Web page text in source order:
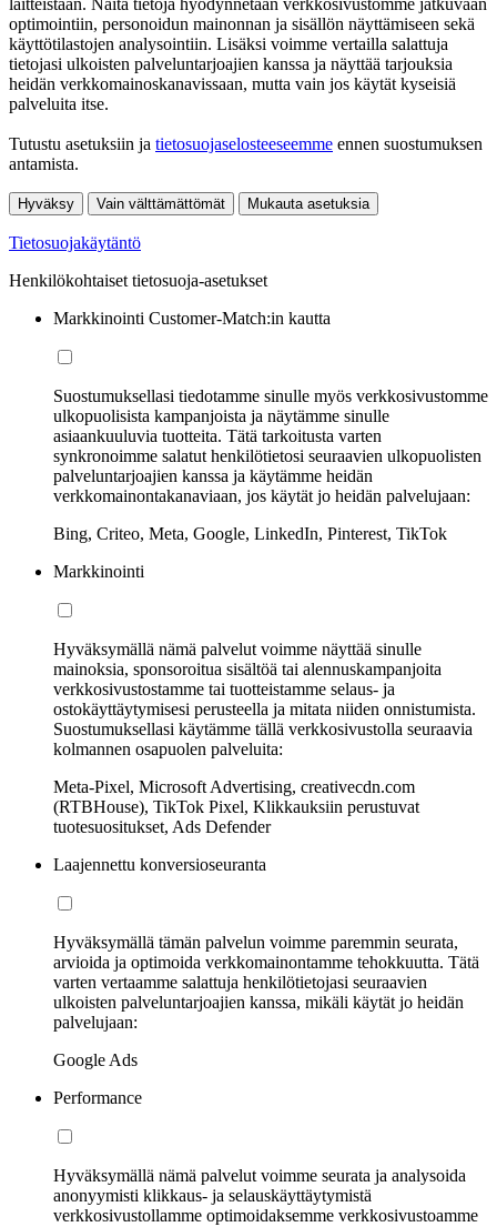
optimointiin, personoidun mainonnan ja sisällön näyttämiseen sekä
käyttötilastojen analysointiin. Lisäksi voimme vertailla salattuja
tietojasi ulkoisten palveluntarjoajien kanssa ja näyttää tarjouksia
heidän verkkomainoskanavissaan, mutta vain jos käytät kyseisiä
palveluita itse.
Tutustu asetuksiin ja tietosuojaselosteeseemme ennen suostumuksen
antamista.
Hyväksy Vain välttämättömät Mukauta asetuksia
Tietosuojakäytäntö
Henkilökohtaiset tietosuoja-asetukset
Markkinointi Customer-Match:in kautta
Suostumuksellasi tiedotamme sinulle myös verkkosivustomme
ulkopuolisista kampanjoista ja näytämme sinulle
asiaankuuluvia tuotteita. Tätä tarkoitusta varten
synkronoimme salatut henkilötietosi seuraavien ulkopuolisten
palveluntarjoajien kanssa ja käytämme heidän
verkkomainontakanaviaan, jos käytät jo heidän palvelujaan:
Bing, Criteo, Meta, Google, LinkedIn, Pinterest, TikTok
Markkinointi
Hyväksymällä nämä palvelut voimme näyttää sinulle
mainoksia, sponsoroitua sisältöä tai alennuskampanjoita
verkkosivustostamme tai tuotteistamme selaus- ja
ostokäyttäytymisesi perusteella ja mitata niiden onnistumista.
Suostumuksellasi käytämme tällä verkkosivustolla seuraavia
kolmannen osapuolen palveluita:
Meta-Pixel, Microsoft Advertising, creativecdn.com
(RTBHouse), TikTok Pixel, Klikkauksiin perustuvat
tuotesuositukset, Ads Defender
Laajennettu konversioseuranta
Hyväksymällä tämän palvelun voimme paremmin seurata,
arvioida ja optimoida verkkomainontamme tehokkuutta. Tätä
varten vertaamme salattuja henkilötietojasi seuraavien
ulkoisten palveluntarjoajien kanssa, mikäli käytät jo heidän
palvelujaan:
Google Ads
Performance
Hyväksymällä nämä palvelut voimme seurata ja analysoida
anonyymisti klikkaus- ja selauskäyttäytymistä
verkkosivustollamme optimoidaksemme verkkosivustoamme